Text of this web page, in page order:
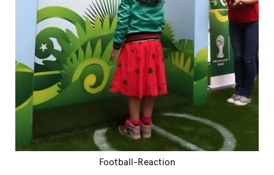
Football-Reaction